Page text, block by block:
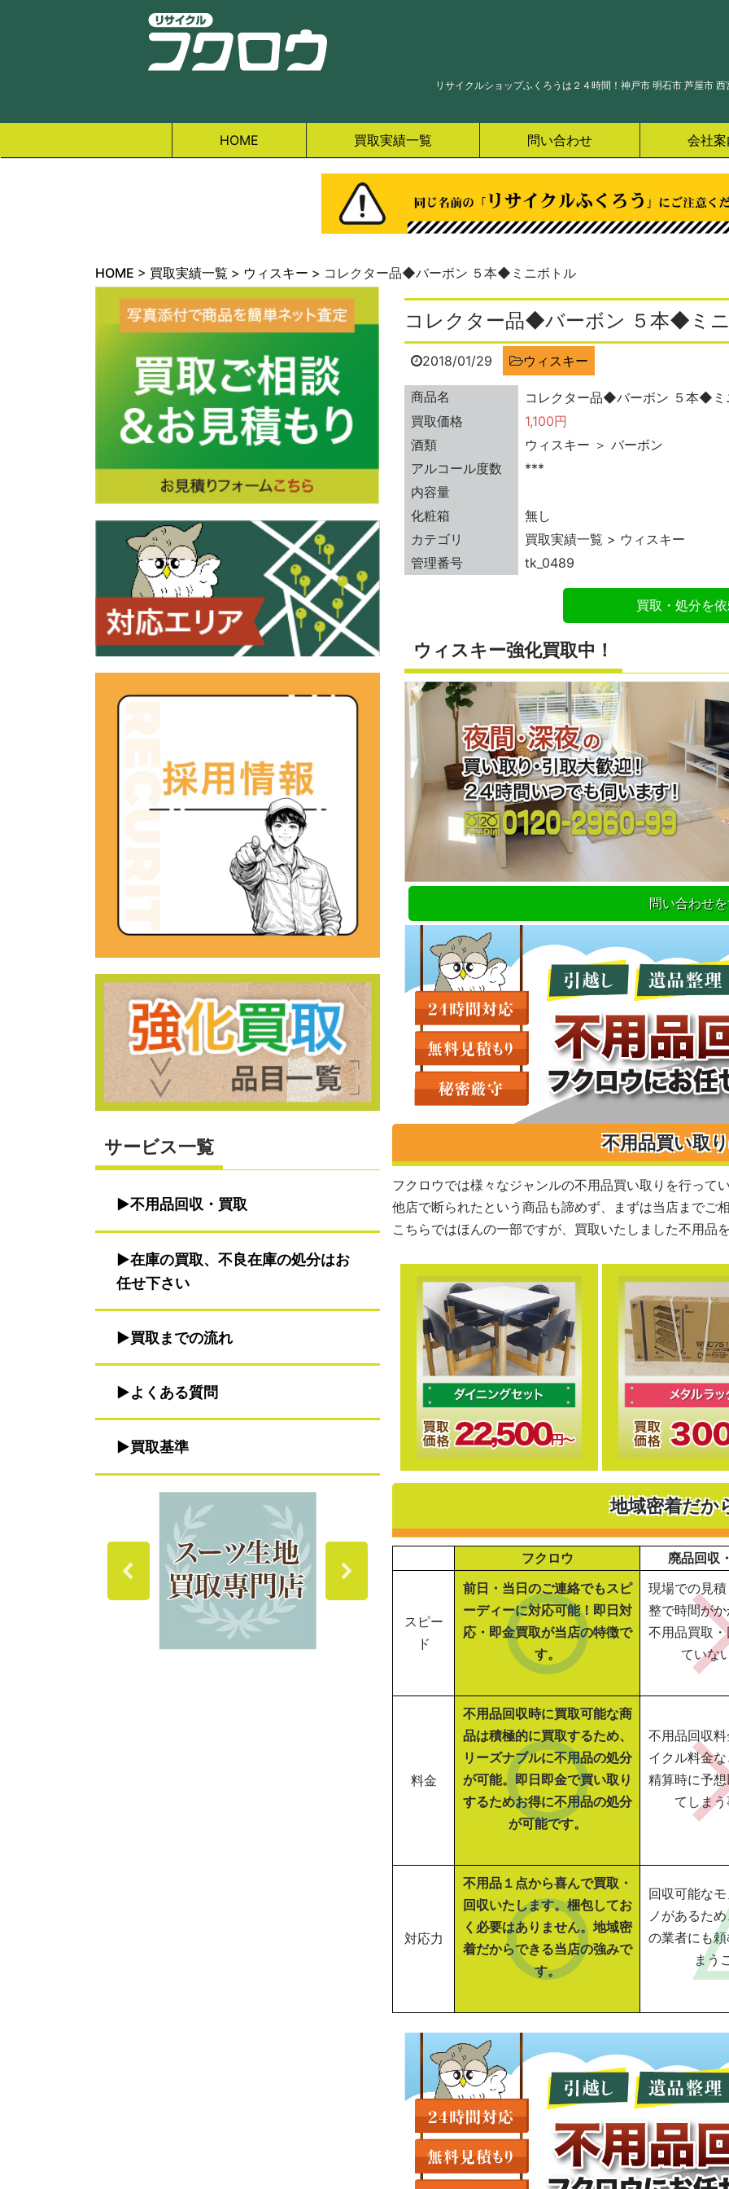
リサイクルショップふくろうは２４時間！神戸市 明石市 芦屋市
HOME 買取実績一覧 問い合わせ 会社
HOME > 買取実績一覧 > ウィスキー > コレクター品◆バーボン ５本◆ミニボトル
サービス一覧
不用品回収・買取
在庫の買取、不良在庫の処分はお
任せ下さい
買取までの流れ
よくある質問
買取基準
コレクター品◆バーボン ５本◆ミ
2018/01/29 ウィスキー
商品名
コレクター品◆バーボン ５本◆ミ
買取価格
1,100円
酒類
ウィスキー ＞ バーボン
アルコール度数
***
内容量
化粧箱
無し
カテゴリ
買取実績一覧 > ウィスキー
管理番号
tk_0489
買取・処分を
ウィスキー強化買取中！
問い合わせ
不用品買い取
フクロウでは様々なジャンルの不用品買い取りを行って
他店で断られたという商品も諦めず、まずは当店までご
こちらではほんの一部ですが、買取いたしました不用品
地域密着だか
フクロウ 廃品回収
スピー
ド
前日・当日のご連絡でもスピ
ーディーに対応可能！即日対
応・即金買取が当店の特徴で
す。
現場での見
整で時間が
不用品買取
ていな
料金
不用品回収時に買取可能な商
品は積極的に買取するため、
リーズナブルに不用品の処分
が可能。即日即金で買い取り
するためお得に不用品の処分
が可能です。
不用品回収
イクル料金
精算時に予
てしま
対応力
不用品１点から喜んで買取・
回収いたします。梱包してお
く必要はありません。地域密
着だからできる当店の強みで
す。
回収可能な
ノがあるた
の業者にも
まう